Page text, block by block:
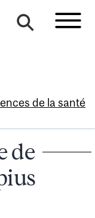
de la santé
de